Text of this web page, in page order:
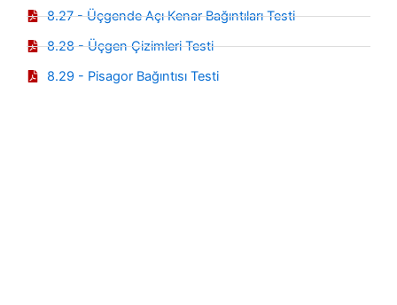
8.27 - Üçgende Açı Kenar Bağıntıları Testi
8.28 - Üçgen Çizimleri Testi
8.29 - Pisagor Bağıntısı Testi